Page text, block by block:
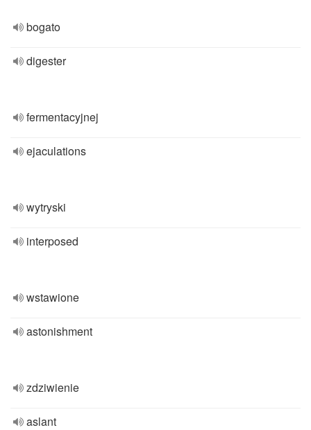
bogato
digester
fermentacyjnej
ejaculations
wytryski
interposed
wstawione
astonishment
zdziwienie
aslant